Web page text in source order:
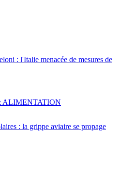
: l'Italie menacée de mesures de
: la grippe aviaire se propage
ALIMENTATION